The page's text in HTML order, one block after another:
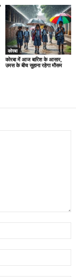
कोरबा
कोरबा में आज बारिश के आसार,
उमस के बीच सुहाना रहेगा मौसम